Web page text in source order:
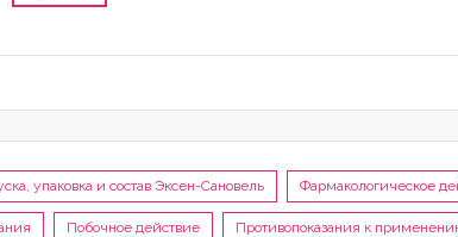
упаковка и состав Эксен-Сановель Фармакологическое
Побочное действие Противопоказания к